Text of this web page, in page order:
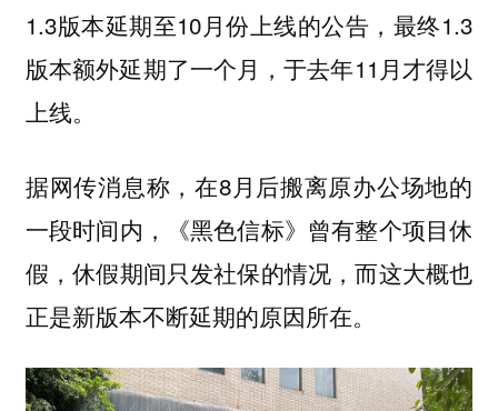
1.3版本延期至10月份上线的公告，最终1.3
版本额外延期了一个月，于去年11月才得以
上线。
据网传消息称，在8月后搬离原办公场地的
一段时间内，《黑色信标》曾有整个项目休
假，休假期间只发社保的情况，而这大概也
正是新版本不断延期的原因所在。